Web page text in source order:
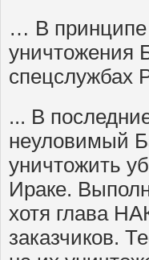
… В принципе
уничтожения
спецслужбах
... В
неуловимый
уничтожить
Ираке.
хотя глава
заказчиков.